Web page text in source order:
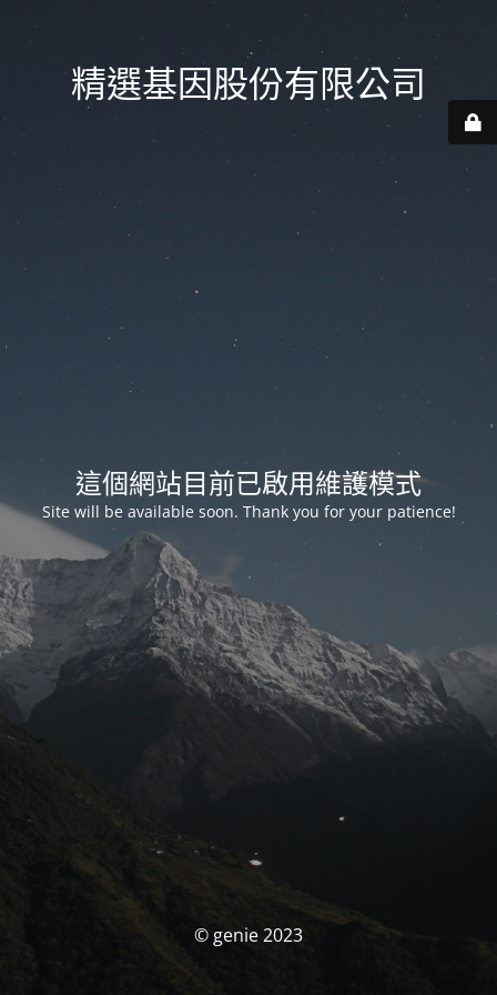
精選基因股份有限公司
這個網站目前已啟用維護模式
Site will be available soon. Thank you for your patience!
© genie 2023